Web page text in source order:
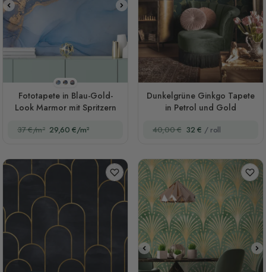
Stil 1
Stil 2
Stil 3
Fototapete in Blau-Gold-
Look Marmor mit Spritzern
37 €/m² 29,60 €/m²
Dunkelgrüne Ginkgo Tapete
in Petrol und Gold
40,00 € 32 € / roll